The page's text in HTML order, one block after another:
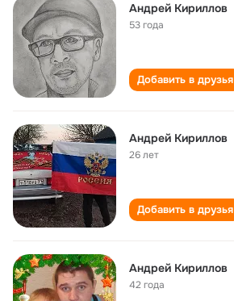
Андрей Кириллов
53 года
Добавить в друзья
Андрей Кириллов
26 лет
Добавить в друзья
Андрей Кириллов
42 года